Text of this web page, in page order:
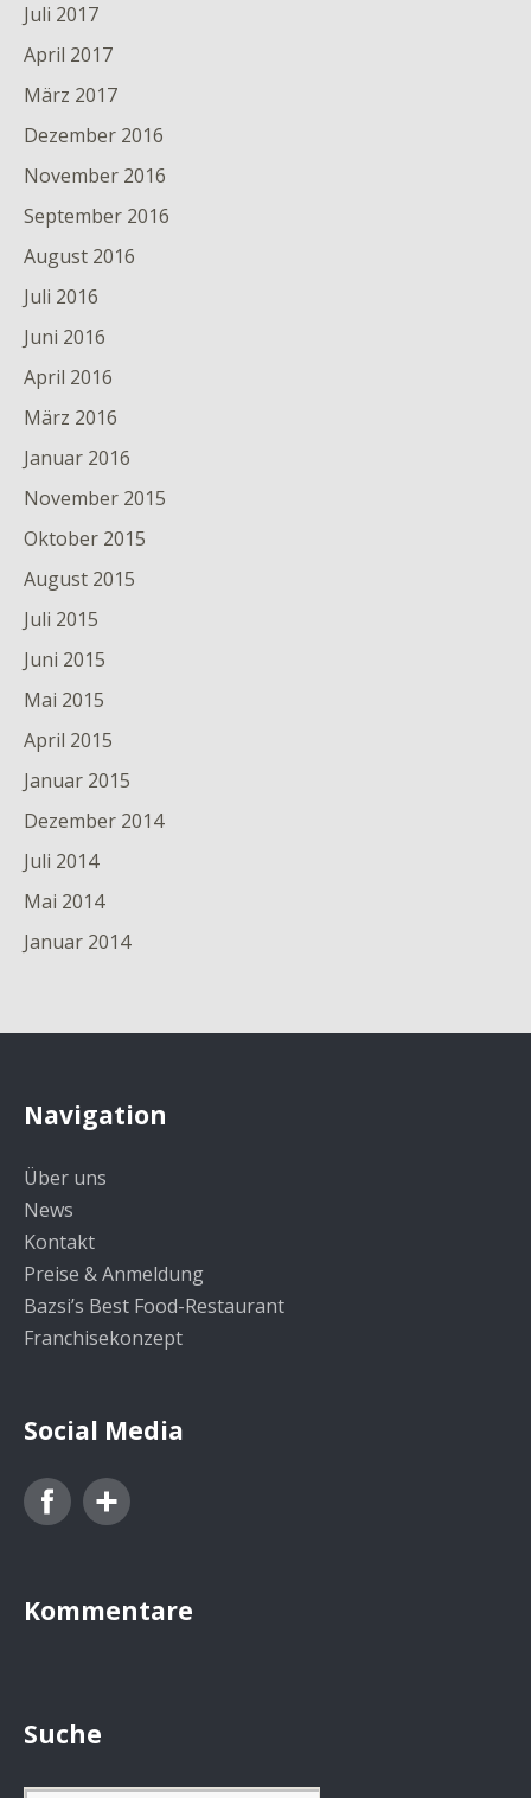
Juli 2017
April 2017
März 2017
Dezember 2016
November 2016
September 2016
August 2016
Juli 2016
Juni 2016
April 2016
März 2016
Januar 2016
November 2015
Oktober 2015
August 2015
Juli 2015
Juni 2015
Mai 2015
April 2015
Januar 2015
Dezember 2014
Juli 2014
Mai 2014
Januar 2014
Navigation
Über uns
News
Kontakt
Preise & Anmeldung
Bazsi’s Best Food-Restaurant
Franchisekonzept
Social Media
Facebook
Kommentare
Suche